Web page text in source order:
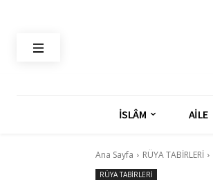
İSLÂM AİLE
Ana Sayfa RÜYA TABİRLERİ
RÜYA TABİRLERİ